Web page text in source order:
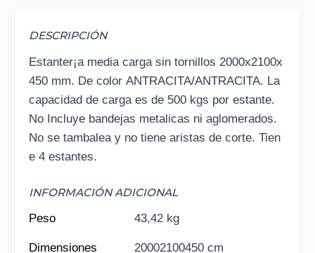
DESCRIPCIÓN
Estanter¡a media carga sin tornillos 2000x2100x
450 mm. De color ANTRACITA/ANTRACITA. La
capacidad de carga es de 500 kgs por estante.
No Incluye bandejas metalicas ni aglomerados.
No se tambalea y no tiene aristas de corte. Tien
e 4 estantes.
INFORMACIÓN ADICIONAL
Peso
43,42 kg
Dimensiones 20002100450 cm